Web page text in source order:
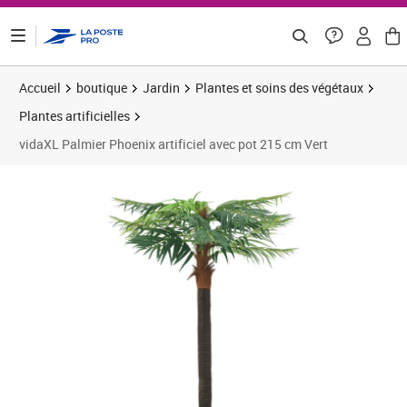
Accueil boutique Jardin
Plantes et soins des végétaux
Plantes artificielles
vidaXL Palmier Phoenix artificiel avec pot 215 cm Vert